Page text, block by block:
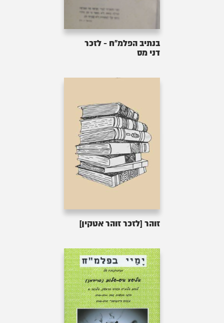
בנתיב הפלמ"ח - לזכר
דני מס
זוהר [לזכר זוהר אטקין]